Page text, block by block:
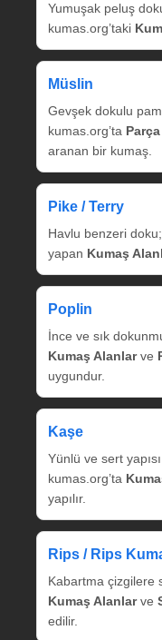
Yumuşak peluş
kumas.org’taki
Müslin
Gevşek dokulu
kumas.org’ta
aranan bir kumaş.
Pike / Terry
Havlu benzeri
yapan Kumaş
Poplin
İnce ve sık
Kumaş Alanlarve
uygundur.
Kaşe
Yünlü ve sert
kumas.org’ta
yapılır.
Rips / Rips
Kabartma çizgilere
Kumaş Alanlarve
edilir.